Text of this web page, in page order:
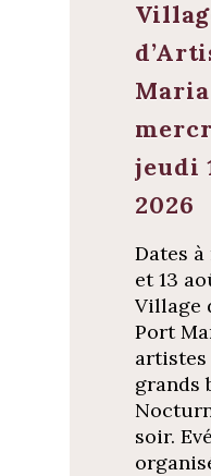
Maria
jeudi
2026
Dates à
et 13
Village
Port
artistes
grands
soir.